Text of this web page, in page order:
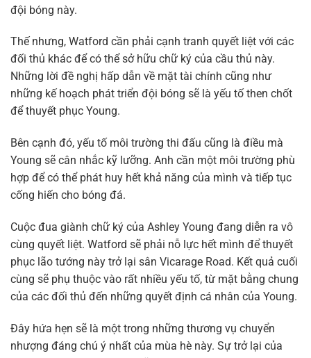
đội bóng này.
Thế nhưng, Watford cần phải cạnh tranh quyết liệt với các
đối thủ khác để có thể sở hữu chữ ký của cầu thủ này.
Những lời đề nghị hấp dẫn về mặt tài chính cũng như
những kế hoạch phát triển đội bóng sẽ là yếu tố then chốt
để thuyết phục Young.
Bên cạnh đó, yếu tố môi trường thi đấu cũng là điều mà
Young sẽ cân nhắc kỹ lưỡng. Anh cần một môi trường phù
hợp để có thể phát huy hết khả năng của mình và tiếp tục
cống hiến cho bóng đá.
Cuộc đua giành chữ ký của Ashley Young đang diễn ra vô
cùng quyết liệt. Watford sẽ phải nỗ lực hết mình để thuyết
phục lão tướng này trở lại sân Vicarage Road. Kết quả cuối
cùng sẽ phụ thuộc vào rất nhiều yếu tố, từ mặt bằng chung
của các đối thủ đến những quyết định cá nhân của Young.
Đây hứa hẹn sẽ là một trong những thương vụ chuyển
nhượng đáng chú ý nhất của mùa hè này. Sự trở lại của